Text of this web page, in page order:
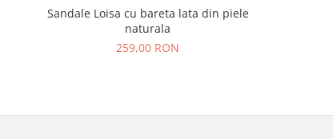
Sandale Loisa cu bareta lata din piele
naturala
259,00 RON